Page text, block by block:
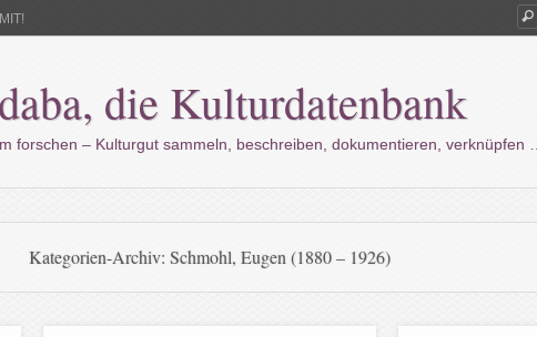
die Kulturdatenbank
forschen – Kulturgut sammeln, beschreiben, dokumentieren, verknüpfen …
Kategorien-Archiv: Schmohl, Eugen (1880 – 1926)